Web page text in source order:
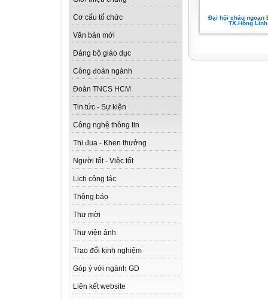
Cơ cấu tổ chức
Văn bản mới
Đảng bộ giáo dục
Công đoàn ngành
Đoàn TNCS HCM
Tin tức - Sự kiện
Công nghệ thông tin
Thi đua - Khen thưởng
Người tốt - Việc tốt
Lịch công tác
Thông báo
Thư mời
Thư viện ảnh
Trao đổi kinh nghiệm
Góp ý với ngành GD
Liên kết website
Đại hội cháu ngoan
TX.Hồng Lĩnh